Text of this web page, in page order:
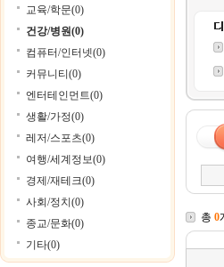
교육/학문(0)
건강/병원(0)
컴퓨터/인터넷(0)
커뮤니티(0)
엔터테인먼트(0)
생활/가정(0)
레저/스포츠(0)
여행/세계정보(0)
경제/재테크(0)
사회/정치(0)
종교/문화(0)
기타(0)
총 0